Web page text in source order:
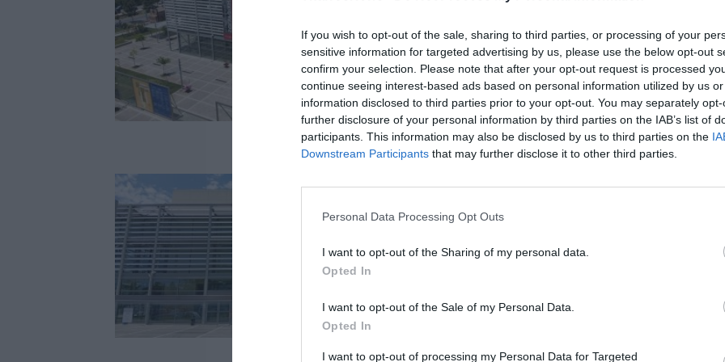
If you wish to opt-out of the sale, sharing to third parties, or processing of your
sensitive information for targeted advertising by us, please use the below opt-out
confirm your selection. Please note that after your opt-out request is processed
continue seeing interest-based ads based on personal information utilized by us
information disclosed to third parties prior to your opt-out. You may separately
further disclosure of your personal information by third parties on the IAB’s list of
participants. This information may also be disclosed by us to third parties on the
Downstream Participants that may further disclose it to other third parties.
Personal Data Processing Opt Outs
I want to opt-out of the Sharing of my personal data.
Opted In
I want to opt-out of the Sale of my Personal Data.
Opted In
I want to opt-out of processing my Personal Data for Targeted
19/06/2026 07:56
Από την Ελβετία έρχονται οι μηχανισμοί
για την αποκατάσταση του πολύ σοβαρού
προβλήματος που προέκυψε στο κεντρικό
σύστημα...
Η οπτική ταυτότητα του
φεστιβάλ
Στο «μέτωπο» του Μεγάρου Χορού
σχέδιο του 32ου Διεθνούς Φεστιβάλ